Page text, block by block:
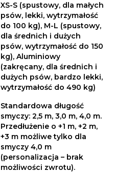
XS-S (spustowy, dla małych
psów, lekki, wytrzymałość
do 100 kg), M-L (spustowy,
dla średnich i dużych
psów, wytrzymałość do 150
kg), Aluminiowy
(zakręcany, dla średnich i
dużych psów, bardzo lekki,
wytrzymałość do 490 kg)
Standardowa długość
smyczy: 2,5 m, 3,0 m, 4,0 m.
Przedłużenie o +1 m, +2 m,
+3 m możliwe tylko dla
smyczy 4,0 m
(personalizacja – brak
możliwości zwrotu).